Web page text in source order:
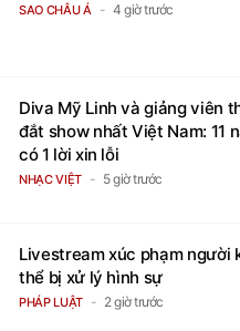
SAO CHÂU Á 4 giờ trước
Diva Mỹ Linh và giảng viên
đắt show nhất Việt Nam: 11
có 1 lời xin lỗi
NHẠC VIỆT 5 giờ trước
Livestream xúc phạm người
thể bị xử lý hình sự
PHÁP LUẬT 2 giờ trước